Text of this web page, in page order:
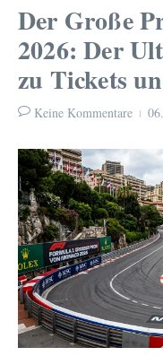
Der Große
2026: Der
zu Tickets
Keine Kommentare